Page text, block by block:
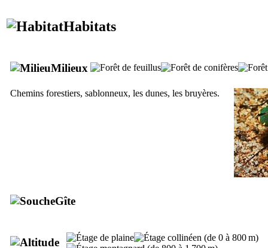
Habitats
Milieux
Chemins forestiers, sablonneux, les dunes, les bruyères.
Gîte